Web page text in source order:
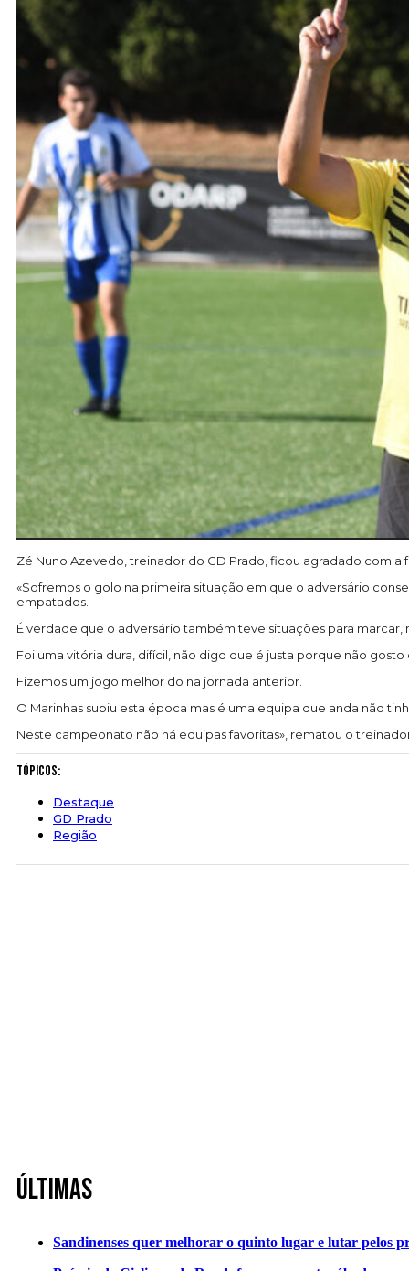
Zé Nuno Azevedo, treinador do GD Prado, ficou agradado com
«Sofremos o golo na primeira situação em que o adversário
empatados.
É verdade que o adversário também teve situações para
Foi uma vitória dura, difícil, não digo que é justa porque não
Fizemos um jogo melhor do na jornada anterior.
O Marinhas subiu esta época mas é uma equipa que anda não
Neste campeonato não há equipas favoritas», rematou o
Tópicos:
Destaque
GD Prado
Região
Últimas
Sandinenses quer melhorar o quinto lugar e lutar pelos